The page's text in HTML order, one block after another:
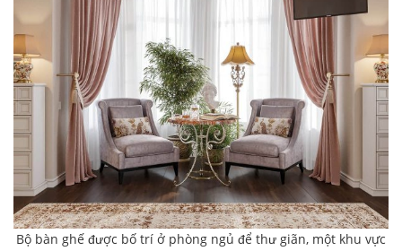
Bộ bàn ghế được bố trí ở phòng ngủ để thư giãn, một khu vực